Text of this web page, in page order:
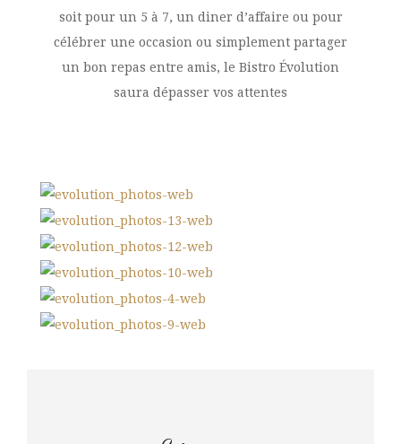
soit pour un 5 à 7, un diner d’affaire ou pour
célébrer une occasion ou simplement partager
un bon repas entre amis, le Bistro Évolution
saura dépasser vos attentes